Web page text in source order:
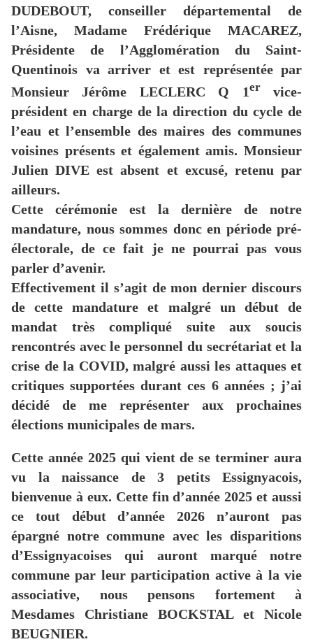
DUDEBOUT, conseiller départemental de
l’Aisne, Madame Frédérique MACAREZ,
Présidente de l’Agglomération du Saint-
Quentinois va arriver et est représentée par
Monsieur Jérôme LECLERC Q 1ervice-
président en charge de la direction du cycle de
l’eau et l’ensemble des maires des communes
voisines présents et également amis. Monsieur
Julien DIVE est absent et excusé, retenu par
ailleurs.
Cette cérémonie est la dernière de notre
mandature, nous sommes donc en période pré-
électorale, de ce fait je ne pourrai pas vous
parler d’avenir.
Effectivement il s’agit de mon dernier discours
de cette mandature et malgré un début de
mandat très compliqué suite aux soucis
rencontrés avec le personnel du secrétariat et la
crise de la COVID, malgré aussi les attaques et
critiques supportées durant ces 6 années ; j’ai
décidé de me représenter aux prochaines
élections municipales de mars.
Cette année 2025 qui vient de se terminer aura
vu la naissance de 3 petits Essignyacois,
bienvenue à eux. Cette fin d’année 2025 et aussi
ce tout début d’année 2026 n’auront pas
épargné notre commune avec les disparitions
d’Essignyacoises qui auront marqué notre
commune par leur participation active à la vie
associative, nous pensons fortement à
Mesdames Christiane BOCKSTAL et Nicole
BEUGNIER.